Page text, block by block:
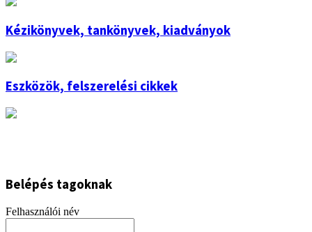
Kézikönyvek, tankönyvek, kiadványok
Eszközök, felszerelési cikkek
Belépés tagoknak
Felhasználói név